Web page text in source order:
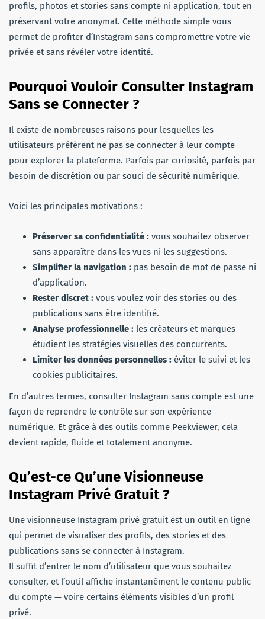
profils, photos et stories sans compte ni application, tout en
préservant votre anonymat. Cette méthode simple vous
permet de profiter d’Instagram sans compromettre votre vie
privée et sans révéler votre identité.
Pourquoi Vouloir Consulter Instagram
Sans se Connecter ?
Il existe de nombreuses raisons pour lesquelles les
utilisateurs préfèrent ne pas se connecter à leur compte
pour explorer la plateforme. Parfois par curiosité, parfois par
besoin de discrétion ou par souci de sécurité numérique.
Voici les principales motivations :
Préserver sa confidentialité : vous souhaitez observer
sans apparaître dans les vues ni les suggestions.
Simplifier la navigation : pas besoin de mot de passe ni
d’application.
Rester discret : vous voulez voir des stories ou des
publications sans être identifié.
Analyse professionnelle : les créateurs et marques
étudient les stratégies visuelles des concurrents.
Limiter les données personnelles : éviter le suivi et les
cookies publicitaires.
En d’autres termes, consulter Instagram sans compte est une
façon de reprendre le contrôle sur son expérience
numérique. Et grâce à des outils comme Peekviewer, cela
devient rapide, fluide et totalement anonyme.
Qu’est-ce Qu’une Visionneuse
Instagram Privé Gratuit ?
Une visionneuse Instagram privé gratuit est un outil en ligne
qui permet de visualiser des profils, des stories et des
publications sans se connecter à Instagram.
Il suffit d’entrer le nom d’utilisateur que vous souhaitez
consulter, et l’outil affiche instantanément le contenu public
du compte — voire certains éléments visibles d’un profil
privé.